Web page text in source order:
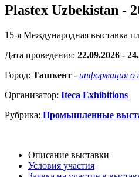
Plastex Uzbekistan -
15-я Международная выставка
Дата проведения: 22.09.2026 -
Город: Ташкент - информация о
Организатор: Iteca Exhibitions
Рубрика: Промышленные
Описание выставки
Условия участия